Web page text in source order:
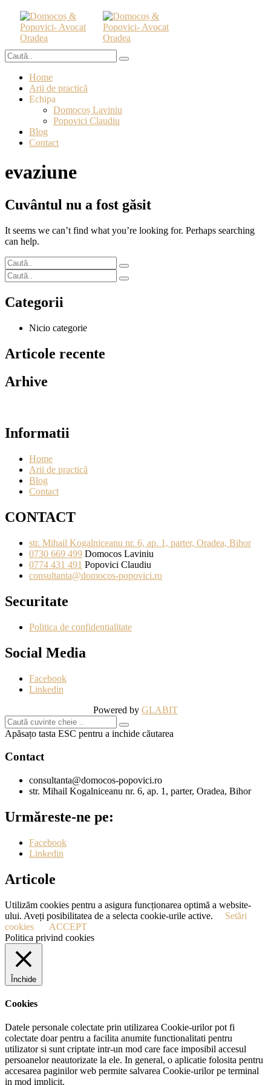
Home
Arii de practică
Echipa
Domocoș Laviniu
Popovici Claudiu
Blog
Contact
evaziune
Cuvântul nu a fost găsit
It seems we can’t find what you’re looking for. Perhaps searching
can help.
Categorii
Nicio categorie
Articole recente
Arhive
Informatii
Home
Arii de practică
Blog
Contact
CONTACT
str. Mihail Kogalniceanu nr. 6, ap. 1, parter, Oradea, Bihor
0730 669 499 Domocos Laviniu
0774 431 491 Popovici Claudiu
consultanta@domocos-popovici.ro
Securitate
Politica de confidentialitate
Social Media
Facebook
Linkedin
Powered by GLABIT
Apăsațo tasta ESC pentru a inchide căutarea
Contact
consultanta@domocos-popovici.ro
str. Mihail Kogalniceanu nr. 6, ap. 1, parter, Oradea, Bihor
Urmăreste-ne pe:
Facebook
Linkedin
Articole
Utilizăm cookies pentru a asigura funcționarea optimă a website-
ului. Aveți posibilitatea de a selecta cookie-urile active.
Setări
cookies
ACCEPT
Politica privind cookies
Închide
Cookies
Datele personale colectate prin utilizarea Cookie-urilor pot fi
colectate doar pentru a facilita anumite functionalitati pentru
utilizator si sunt criptate intr-un mod care face imposibil accesul
persoanelor neautorizate la ele. In general, o aplicatie folosita pentru
accesarea paginilor web permite salvarea Cookie-urilor pe terminal
in mod implicit.